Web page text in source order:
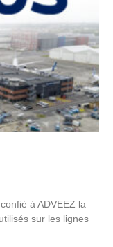
à ADVEEZ la
sur les lignes